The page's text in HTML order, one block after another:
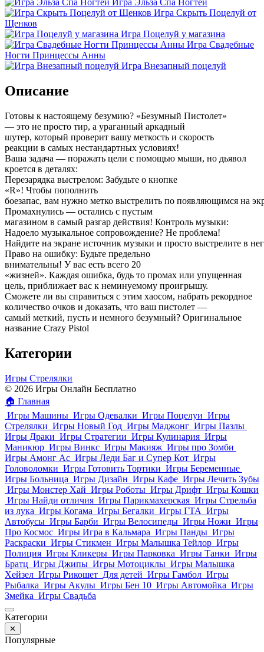
Игра Эльза Спа Ногтей
Игра Скрыть Поцелуй от
Щенков
Игра Поцелуй у магазина
Игра Свадебные
Ногти Принцессы Анны
Игра Внезапный поцелуй
Описание
Готовы к настоящему безумию? «Безумный Пистолет»
— это не просто тир, а ураганный аркадный
шутер, который проверит вашу меткость и скорость
реакции в самых нестандартных условиях!
Ваша задача — поражать цели с помощью мыши, но дьявол
кроется в деталях:
Перезарядка выстрелом: Забудьте о кнопке
«R»! Чтобы пополнить
боезапас, вам нужно метко выстрелить по появляющимся на
Промахнулись — остались с пустым
магазином в самый разгар действия! Контроль музыки:
Надоело музыкальное сопровождение? Не проблема!
Найдите на экране источник музыки и просто выстрелите в
Право на ошибку: Будьте предельно
внимательны! У вас есть всего 20
«жизней». Каждая ошибка, будь то промах или упущенная
цель, приближает вас к неминуемому проигрышу.
Сможете ли вы справиться с этим хаосом, набрать рекордное
количество очков и доказать, что ваш пистолет —
самый меткий, пусть и немного безумный? Оригинальное
название Crazy Pistol
Категории
Игры Стрелялки
© 2026 Игры Онлайн Бесплатно
🏠 Главная
Игры Машины Игры Одевалки Игры Поцелуи Игры
Стрелялки Игры Новый Год Игры Маджонг Игры Пазлы
Игры Драки Игры Стратегии Игры Кулинария Игры
Маникюр Игры Винкс Игры Макияж Игры про Зомби
Игры Амонг Ас Игры Леди Баг и Супер Кот Игры
Головоломки Игры Готовить Тортики Игры Беременные
Игры Больница Игры Дизайн Игры Кафе Игры Лечить Зубы
Игры Монстер Хай Игры Роботы Игры Дрифт Игры Кошки
Игры Найди отличия Игры Парикмахерская Игры Стрельба
из лука Игры Когама Игры Бегалки Игры ГТА Игры
Автобусы Игры Барби Игры Велосипеды Игры Ножи Игры
Про Космос Игры Игра в Кальмара Игры Панды Игры
Раскраски Игры Стикмен Игры Малышка Тейлор Игры
Полиция Игры Кликеры Игры Парковка Игры Танки Игры
Братц Игры Джипы Игры Мотоциклы Игры Малышка
Хейзел Игры Рикошет Для детей Игры Гамбол Игры
Рыбалка Игры Акулы Игры Бен 10 Игры Автомойка Игры
Змейка Игры Свадьба
Категории
✕
Популярные